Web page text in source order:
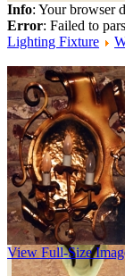
Crosses
Info: Your browser
Error: Failed to
Lighting Fixture
View Full-Size